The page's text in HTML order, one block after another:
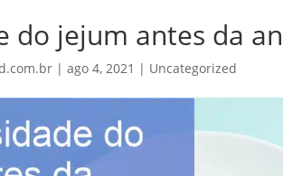
do jejum antes da
|ago 4, 2021 | Uncategorized